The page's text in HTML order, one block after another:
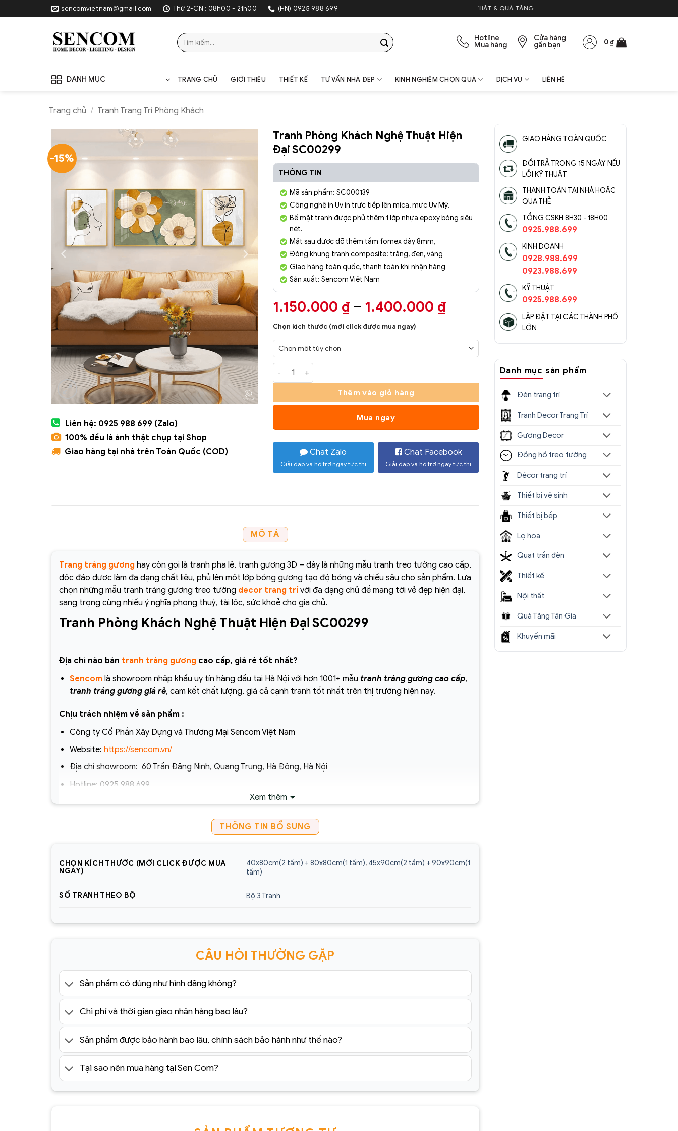
to
sencomvietnam@gmail.com Thứ 2-CN : 08h00 - 21h00 (HN) 0925 988 699 SHOWROOM TRANG TRÍ NỘI THẤT & QUÀ TẶNG
Tìm
kiếm:
Hotline
Mua hàng
Cửa hàng
gần bạn 0 ₫
DANH MỤC TRANG CHỦ GIỚI THIỆU THIẾT KẾ TƯ VẤN NHÀ ĐẸP KINH NGHIỆM CHỌN QUÀ DỊCH VỤ LIÊN HỆ
Trang chủ / Tranh Trang Trí Phòng Khách
-15%
Liên hệ: 0925 988 699 (Zalo)
100% đều là ảnh thật chụp tại Shop
Giao hàng tại nhà trên Toàn Quốc (COD)
Tranh Phòng Khách Nghệ Thuật Hiện
Đại SC00299
THÔNG TIN
Mã sản phẩm: SC000139
Công nghệ in Uv in trực tiếp lên mica, mực Uv Mỹ.
Bề mặt tranh được phủ thêm 1 lớp nhựa epoxy bóng siêu
nét.
Mặt sau được đỡ thêm tấm fomex dày 8mm,
Đóng khung tranh composite: trắng, đen, vàng
Giao hàng toàn quốc, thanh toán khi nhận hàng
Sản xuất: Sencom Việt Nam
1.150.000 ₫ – 1.400.000 ₫Khoảng
1.150.000 ₫
đến
1.400.000 ₫
Chọn kích thước (mới click được mua ngay)
Tranh Phòng Khách Nghệ Thuật Hiện Đại SC00299 số lượng
Thêm vào giỏ hàng
Mua ngay
Chat Zalo
Giải đáp và hỗ trợ ngay tức thì
Chat Facebook
Giải đáp và hỗ trợ ngay tức thì
MÔ TẢ
Trang tráng gương hay còn gọi là tranh pha lê, tranh gương 3D – đây là những mẫu tranh treo tường cao cấp,
độc đáo được làm đa dạng chất liệu, phủ lên một lớp bóng gương tạo độ bóng và chiều sâu cho sản phẩm. Lựa
chọn những mẫu tranh tráng gương treo tường decor trang trí với đa dạng chủ đề mang tới vẻ đẹp hiện đại,
sang trọng cùng nhiều ý nghĩa phong thuỷ, tài lộc, sức khoẻ cho gia chủ.
Tranh Phòng Khách Nghệ Thuật Hiện Đại SC00299
Địa chỉ nào bán tranh tráng gương cao cấp, giá rẻ tốt nhất?
Sencomlà showroom nhập khẩu uy tín hàng đầu tại Hà Nội với hơn 1001+ mẫu tranh tráng gương cao cấp,
tranh tráng gương giá rẻ, cam kết chất lượng, giá cả cạnh tranh tốt nhất trên thị trường hiện nay.
Chịu trách nhiệm về sản phẩm :
Công ty Cổ Phần Xây Dựng và Thương Mại Sencom Việt Nam
Website: https://sencom.vn/
Địa chỉ showroom: 60 Trần Đăng Ninh, Quang Trung, Hà Đông, Hà Nội
Hotline: 0925.988.699
*ƯU ĐÃI: Miễn phí vận chuyển Toàn quốc phí vận chuyển ngoại thành. Áp dụng đối với đơn hàng có giá trị trên
1.500.000đ (Bao gồm tất cả mã sản phẩm)
Lưu ý: Đơn hàng sẽ chỉ được gửi đi sau khi có xác nhận của tổng đài viên trong vòng 2 tiếng. Quý khách vui
=> Tham khảo thêm 1001+ mẫutranh tráng gương cao cấp giá rẻ tại: https://sencom.vn/category/tranh-
Xem thêm
THÔNG TIN BỔ SUNG
CHỌN KÍCH THƯỚC (MỚI CLICK ĐƯỢC MUA
NGAY)
40x80cm(2 tấm) + 80x80cm(1 tấm), 45x90cm(2 tấm) + 90x90cm(1
tấm)
SỐ TRANH THEO BỘ Bộ 3 Tranh
CÂU HỎI THƯỜNG GẶP
Sản phẩm có đúng như hình đăng không?
Chi phí và thời gian giao nhận hàng bao lâu?
Sản phẩm được bảo hành bao lâu, chính sách bảo hành như thế nào?
Tại sao nên mua hàng tại Sen Com?
GIAO HÀNG TOÀN QUỐC
ĐỔI TRẢ TRONG 15 NGÀY NẾU
LỖI KỸ THUẬT
THANH TOÁN TẠI NHÀ HOẶC
QUA THẺ
TỔNG CSKH 8H30 - 18H00
0925.988.699
KINH DOANH
0928.988.699
0923.988.699
KỸ THUẬT
0925.988.699
LẮP ĐẶT TẠI CÁC THÀNH PHỐ
LỚN
Danh mục sản phẩm
Đèn trang trí
Tranh Decor Trang Trí
Gương Decor
Đồng hồ treo tường
Décor trang trí
Thiết bị vệ sinh
Thiết bị bếp
Lọ hoa
Quạt trần đèn
Thiết kế
Nội thất
Quà Tặng Tân Gia
Khuyến mãi